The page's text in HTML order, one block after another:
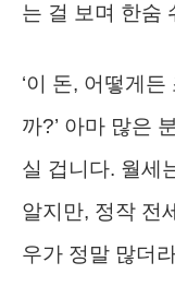
는 걸 보며 한숨
‘이 돈, 어떻게
까?’ 아마 많은
실 겁니다. 월세
알지만, 정작 전
우가 정말 많더